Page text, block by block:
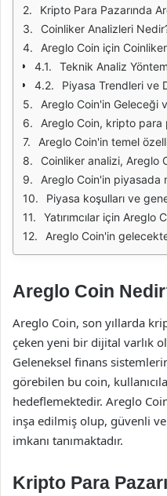
Kripto Para Pazarında
Coinliker Analizleri
Areglo Coin için
Teknik Analiz
Piyasa Trendleri ve
Areglo Coin'in Geleceği
Areglo Coin, kripto para piyasasında son zamanlarda dikkat çeken projelerden biri haline geldi. Yatırımcılar arasında giderek artan bir ilgiyle karşılaşan bu coin,
Areglo Coin'in temel özelliklerine bakıldığında, projenin sağlam bir altyapıya sahip olduğu görülüyor. Geliştirici ekibi, coin'in teknolojik gereksinimlerini
Coinliker analizi, Areglo Coin'in geçmiş fiyat hareketlerini inceleyerek gelecekteki eğilimleri tahmin etmeye çalışıyor. Fiyat grafikleri, destek ve direnç
Areglo Coin'in piyasada nasıl bir konumda olduğu da Coinliker analizleriyle belirleniyor. Rekabetin yoğun olduğu kripto para dünyasında,
Piyasa koşulları ve genel ekonomik durum, Areglo Coin'in fiyatını etkileyen önemli faktörler arasında yer alıyor. Coinliker analizleri, bu koşulları göz
Yatırımcılar için Areglo Coin'in sosyal medyada ve diğer platformlarda nasıl bir etki yarattığı da önemli bir analiz konusudur. Coinliker, bu
Areglo Coin'in gelecekteki potansiyeli, yatırımcılar için birçok fırsat sunuyor. Coinliker analizleri, Areglo'nun fiyat tahminleri ve trendleri
Areglo Coin
Areglo Coin, son yıllarda
çeken yeni bir dijital varlık
Geleneksel finans
görebilen bu coin,
hedeflemektedir. Areglo
inşa edilmiş olup, güvenli
imkanı tanımaktadır.
Kripto Para